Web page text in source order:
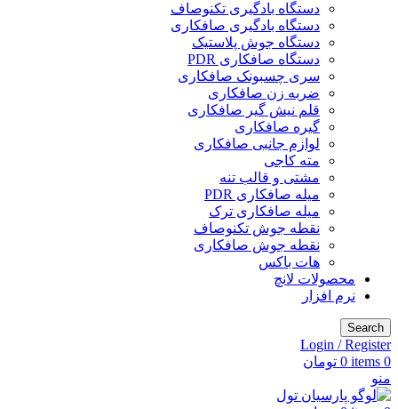
دستگاه بادگیری تکنوصاف
دستگاه بادگیری صافکاری
دستگاه جوش پلاستیک
دستگاه صافکاری PDR
سری چسبونک صافکاری
ضربه زن صافکاری
قلم نیش گیر صافکاری
گیره صافکاری
لوازم جانبی صافکاری
مته کاجی
مشتی و قالب تنه
میله صافکاری PDR
میله صافکاری ترک
نقطه جوش تکنوصاف
نقطه جوش صافکاری
هات باکس
محصولات لانچ
نرم افزار
Search
Login / Register
0
items
0 تومان
منو